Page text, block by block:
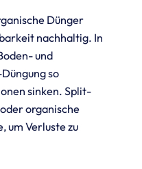
Dünger
nachhaltig. In
und
so
sinken. Split-
organische
um Verluste zu